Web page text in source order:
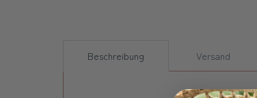
Beschreibung Versand